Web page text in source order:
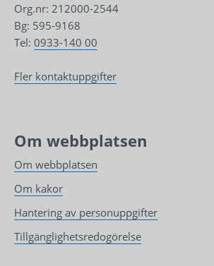
Org.nr: 212000-2544
Bg: 595-9168
Tel: 0933-140 00
Fler kontaktuppgifter
Om webbplatsen
Om webbplatsen
Om kakor
Hantering av personuppgifter
Tillgänglighetsredogörelse